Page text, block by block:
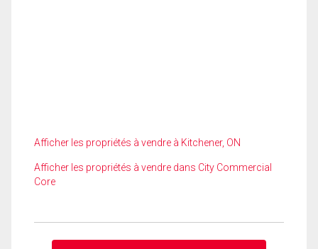
Afficher les propriétés à vendre à Kitchener, ON
Afficher les propriétés à vendre dans City Commercial
Core